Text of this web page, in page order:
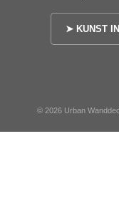
➤ KUNST
© 2026 Urban